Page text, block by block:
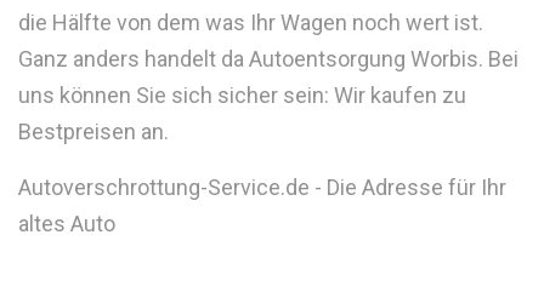
die Hälfte von dem was Ihr Wagen noch wert ist.
Ganz anders handelt da Autoentsorgung Worbis. Bei
uns können Sie sich sicher sein: Wir kaufen zu
Bestpreisen an.
Autoverschrottung-Service.de - Die Adresse für Ihr
altes Auto